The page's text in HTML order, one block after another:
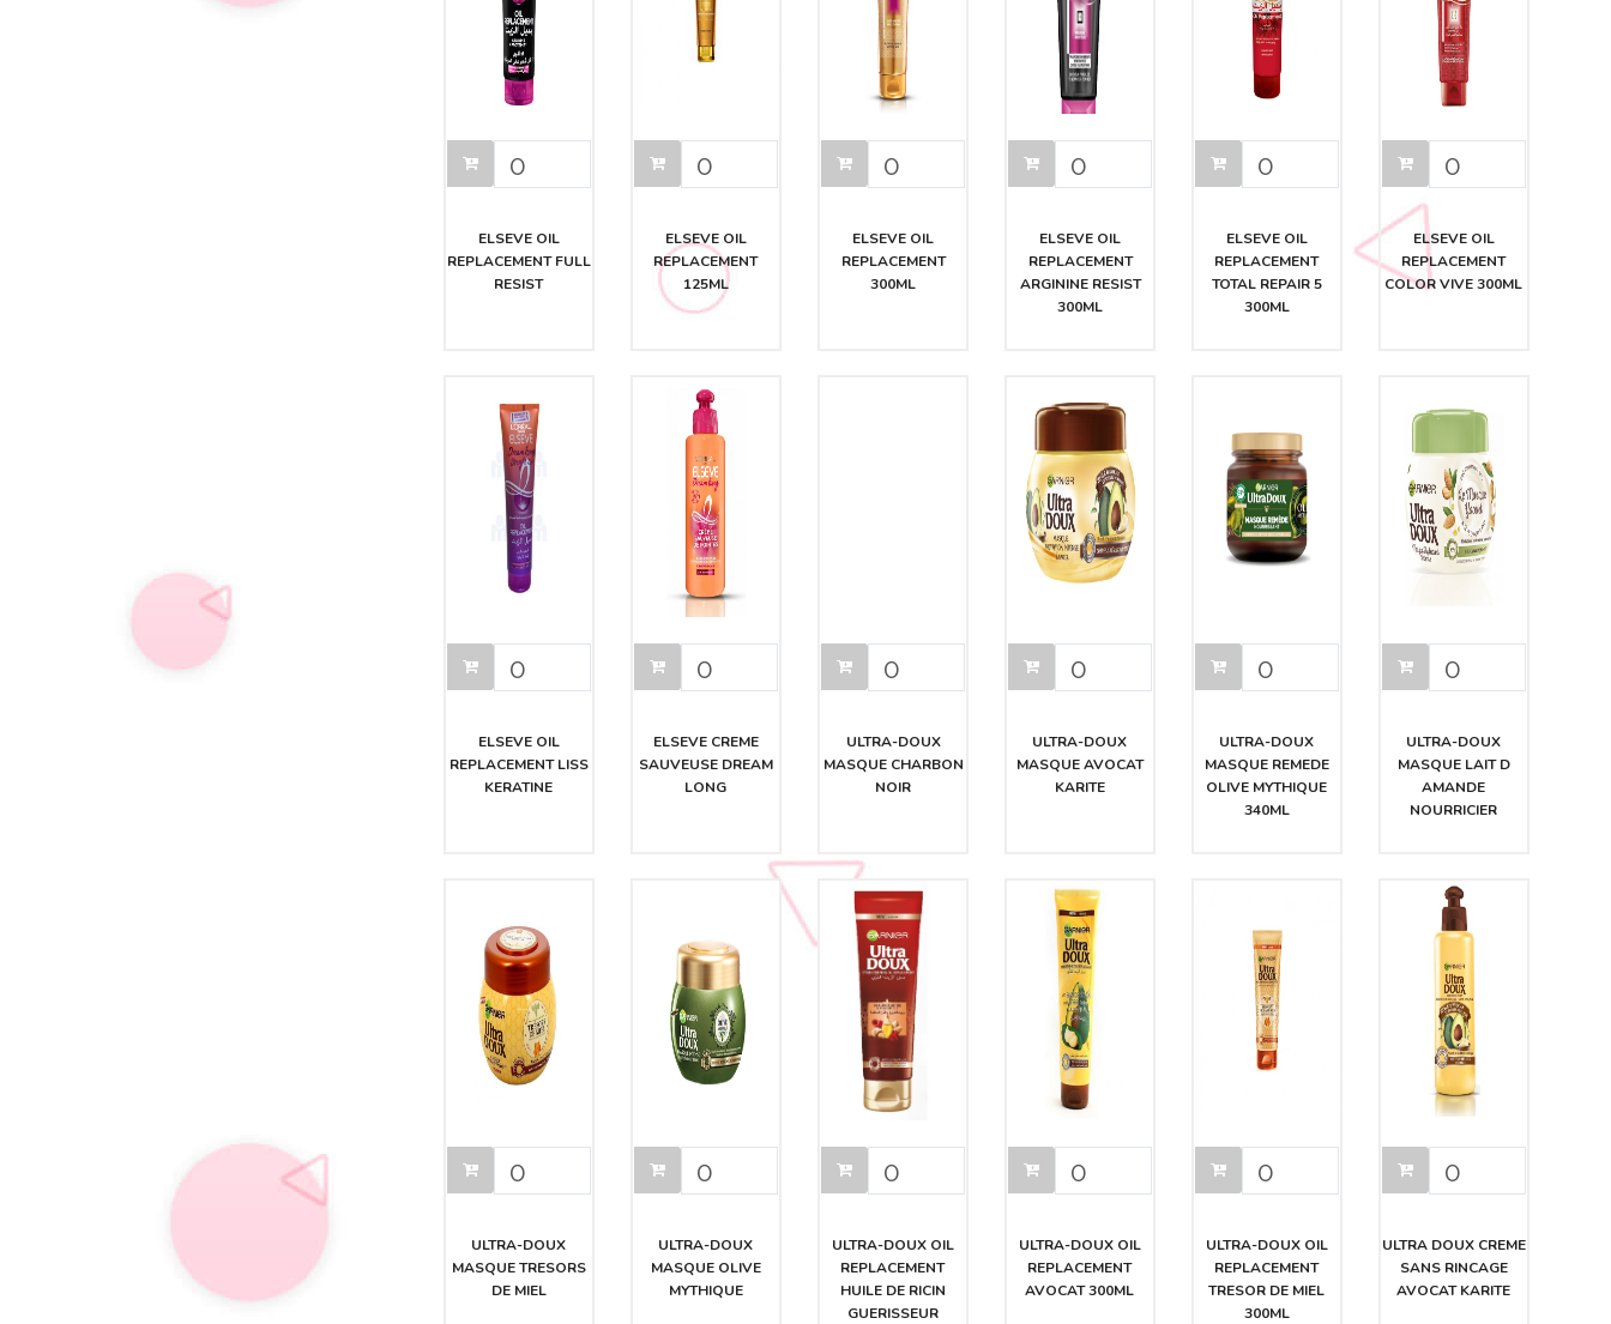
ELSEVE OIL
REPLACEMENT FULL
RESIST
ELSEVE OIL
REPLACEMENT
125ML
ELSEVE OIL
REPLACEMENT
300ML
ELSEVE OIL
REPLACEMENT
ARGININE RESIST
300ML
ELSEVE OIL
REPLACEMENT
TOTAL REPAIR 5
300ML
ELSEVE OIL
REPLACEMENT
COLOR VIVE 300ML
ELSEVE OIL
REPLACEMENT LISS
KERATINE
ELSEVE CREME
SAUVEUSE DREAM
LONG
ULTRA-DOUX
MASQUE CHARBON
NOIR
ULTRA-DOUX
MASQUE AVOCAT
KARITE
ULTRA-DOUX
MASQUE REMEDE
OLIVE MYTHIQUE
340ML
ULTRA-DOUX
MASQUE LAIT D
AMANDE
NOURRICIER
ULTRA-DOUX
MASQUE TRESORS
DE MIEL
ULTRA-DOUX
MASQUE OLIVE
MYTHIQUE
ULTRA-DOUX OIL
REPLACEMENT
HUILE DE RICIN
GUERISSEUR
ULTRA-DOUX OIL
REPLACEMENT
AVOCAT 300ML
ULTRA-DOUX OIL
REPLACEMENT
TRESOR DE MIEL
300ML
ULTRA DOUX CREME
SANS RINCAGE
AVOCAT KARITE